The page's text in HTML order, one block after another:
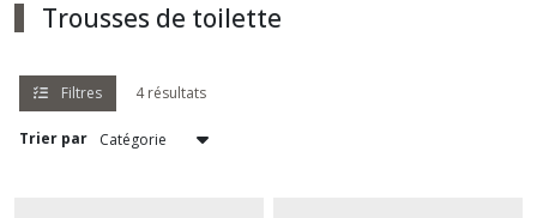
Trousses de toilette
Filtres 4 résultats
Trier par
résultats